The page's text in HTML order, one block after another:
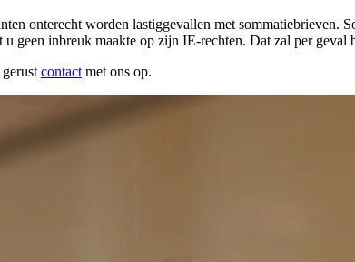
onterecht worden lastiggevallen met sommatiebrieven.
geen inbreuk maakte op zijn IE-rechten. Dat zal per geval
contact met ons op.